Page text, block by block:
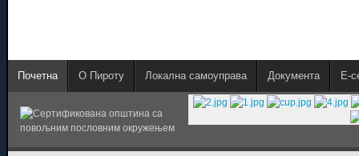
Почетна О Пироту Локална самоуправа Документа E-